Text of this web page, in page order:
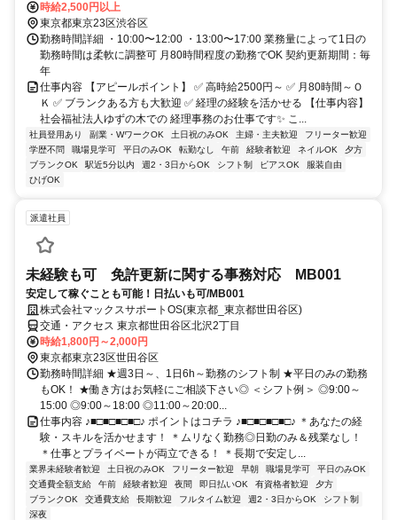
時給2,500円以上
東京都東京23区渋谷区
勤務時間詳細 ・10:00〜12:00 ・13:00〜17:00 業務量によって1日の
勤務時間は柔軟に調整可 月80時間程度の勤務でOK 契約更新期間：毎
年
仕事内容 【アピールポイント】 ✅ 高時給2500円～ ✅ 月80時間～Ｏ
Ｋ ✅ ブランクある方も大歓迎 ✅ 経理の経験を活かせる 【仕事内容】
社会福祉法人ゆずの木での 経理事務のお仕事です✨ こ...
社員登用あり 副業・WワークOK 土日祝のみOK 主婦・主夫歓迎
フリーター歓迎
学歴不問
職場見学可 平日のみOK 転勤なし 午前 経験者歓迎 ネイルOK
夕方
ブランクOK
駅近5分以内 週2・3日からOK シフト制 ピアスOK
服装自由
ひげOK
派遣社員
未経験も可 免許更新に関する事務対応 MB001
安定して稼ぐことも可能！日払いも可/MB001
株式会社マックスサポートOS(東京都_東京都世田谷区)
交通・アクセス 東京都世田谷区北沢2丁目
時給1,800円～2,000円
東京都東京23区世田谷区
勤務時間詳細 ★週3日～、1日6h～勤務のシフト制 ★平日のみの勤務
もOK！ ★働き方はお気軽にご相談下さい◎ ＜シフト例＞ ◎9:00～
15:00 ◎9:00～18:00 ◎11:00～20:00...
仕事内容 ♪■□■□■□■□♪ ポイントはコチラ ♪■□■□■□■□♪ ＊あなたの経
験・スキルを活かせます！ ＊ムリなく勤務◎日勤のみ＆残業なし！
＊仕事とプライベートが両立できる！ ＊長期で安定し...
業界未経験者歓迎 土日祝のみOK フリーター歓迎 早朝 職場見学可
平日のみOK
交通費全額支給
午前 経験者歓迎 夜間 即日払いOK 有資格者歓迎
夕方
ブランクOK
交通費支給 長期歓迎 フルタイム歓迎 週2・3日からOK
シフト制
深夜